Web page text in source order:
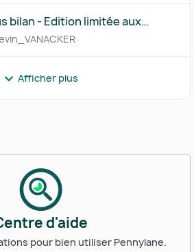
bilan - Edition limitée aux
Afficher plus
d'aide
pour bien utiliser Pennylane.